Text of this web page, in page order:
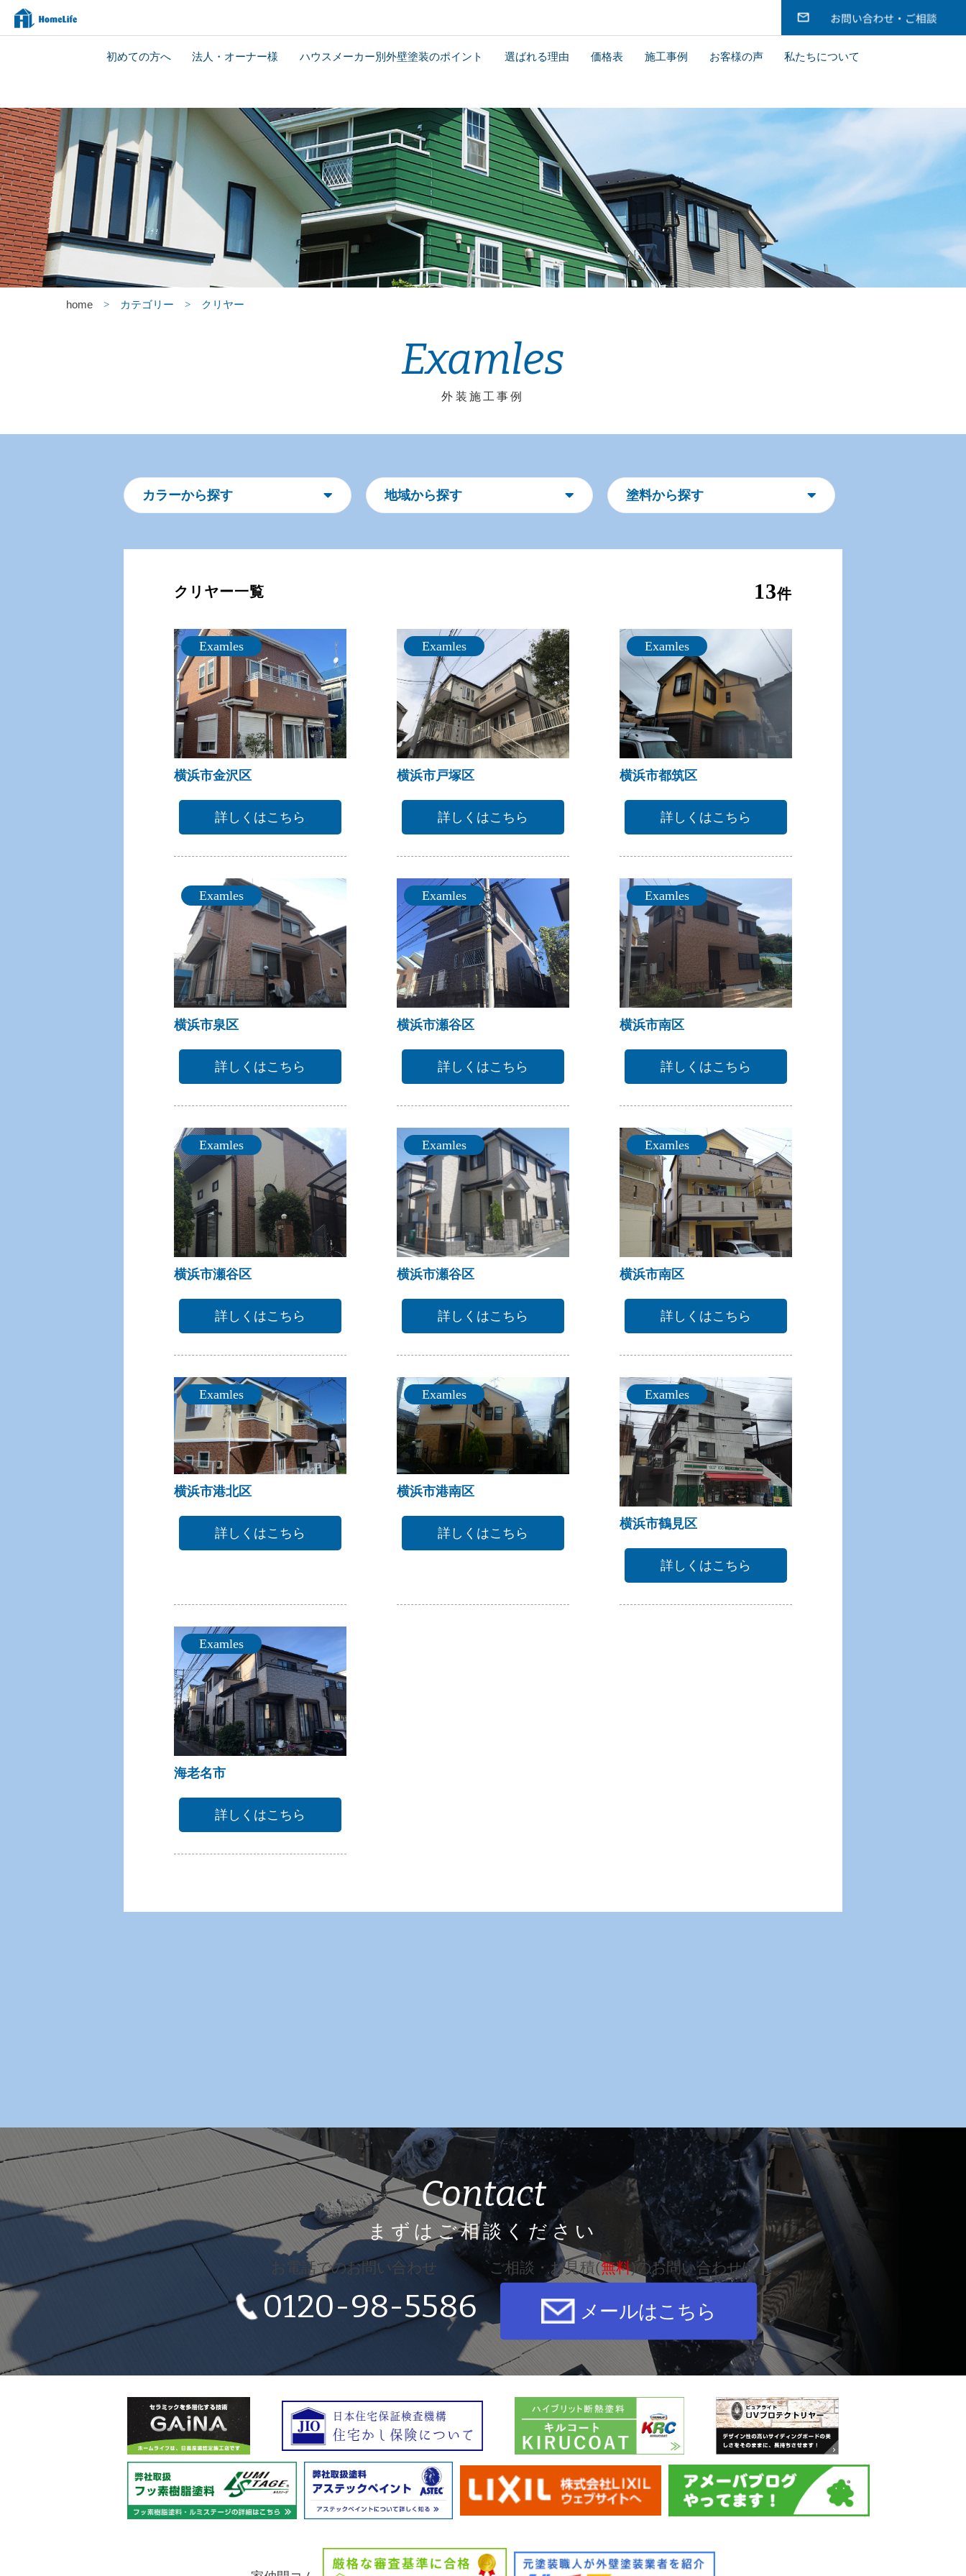
初めての方へ 法人・オーナー様 ハウスメーカー別外壁塗装のポイント 選ばれる理由 価格表 施工事例 お客様の声 私たちについて
home カテゴリー クリヤー
Examles
外装施工事例
カラーから探す 地域から探す 塗料から探す
クリヤー一覧 13件
Examles
横浜市金沢区
詳しくはこちら
Examles
横浜市戸塚区
詳しくはこちら
Examles
横浜市都筑区
詳しくはこちら
Examles
横浜市泉区
詳しくはこちら
Examles
横浜市瀬谷区
詳しくはこちら
Examles
横浜市南区
詳しくはこちら
Examles
横浜市瀬谷区
詳しくはこちら
Examles
横浜市瀬谷区
詳しくはこちら
Examles
横浜市南区
詳しくはこちら
Examles
横浜市港北区
詳しくはこちら
Examles
横浜市港南区
詳しくはこちら
Examles
横浜市鶴見区
詳しくはこちら
Examles
海老名市
詳しくはこちら
Contact
まずはご相談ください
お電話でのお問い合わせ
0120-98-5586
ご相談・お見積(無料)のお問い合わせは
メールはこちら